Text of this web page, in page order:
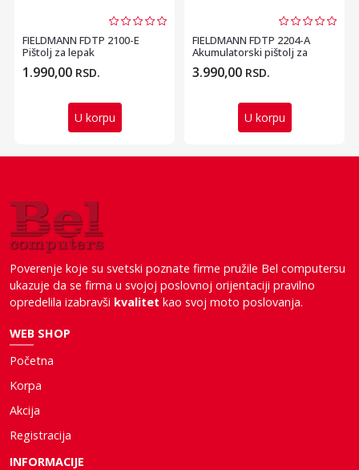
FIELDMANN FDTP 2100-E
Pištolj za lepak
1.990,00 RSD.
U korpu
FIELDMANN FDTP 2204-A
Akumulatorski pištolj za
lepak
3.990,00 RSD.
U korpu
Poverenje koje su svetski poznate firme pružile Bel computersu
ukazuje da se firma u svojoj poslovnoj orijentaciji pravilno
opredelila izabravši kvalitet kao svoj moto poslovanja.
WEB SHOP
Početna
Korpa
Akcija
Registracija
INFORMACIJE